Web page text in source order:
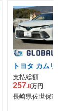
トヨタ カム
支払総額
257.8万円
長崎県佐世保市